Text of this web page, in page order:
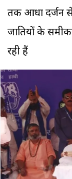
तक आधा दर्जन
जातियों के
रही हैं